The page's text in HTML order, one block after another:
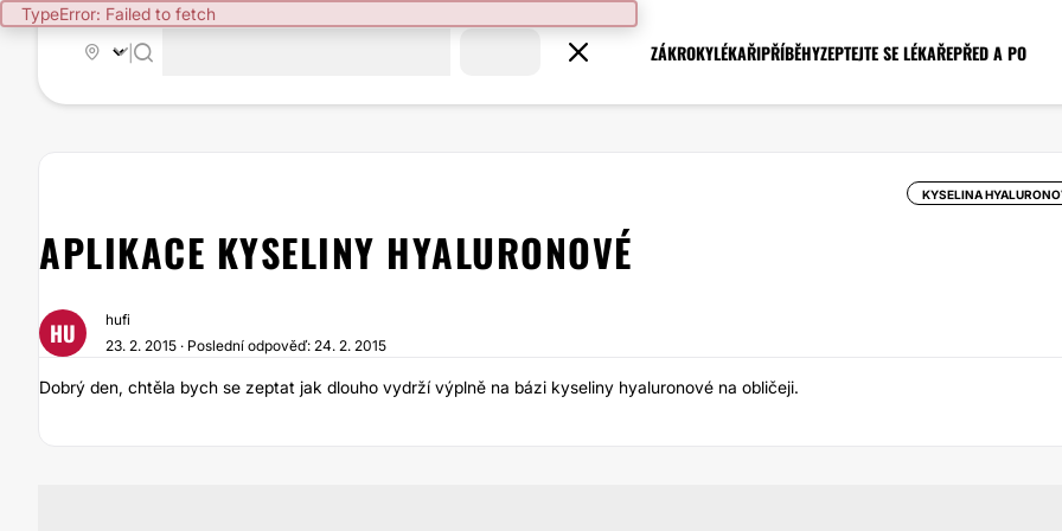
TypeError: Failed to fetch
ZÁKROKYLÉKAŘIPŘÍBĚHYZEPTEJTE SE LÉKAŘEPŘED A PO
KYSELINA
APLIKACE KYSELINY HYALURONOVÉ
HU
hufi
23. 2. 2015 · Poslední odpověď: 24. 2. 2015
Dobrý den, chtěla bych se zeptat jak dlouho vydrží výplně na bázi kyseliny hyaluronové na obličeji.